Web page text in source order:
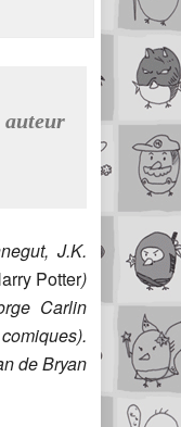
J.K.
Potter)
Carlin
de Bryan